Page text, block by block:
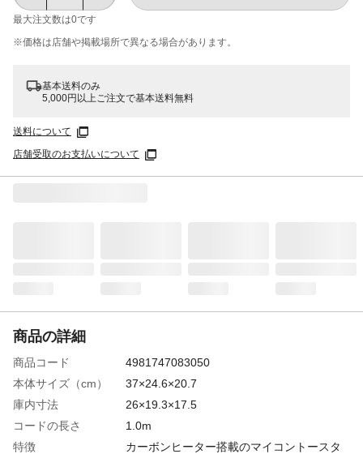
最大注文数は0です
※価格は​店舗や​掲載場所で​異なる​場合が​あります。
基本送料のみ
5,000円以上ご注文で基本送料無料
送料について
店舗受取のお支払いについて
商品の詳細
商品コード
4981747083050
本体サイズ（cm）
37×24.6×20.7
庫内寸法
26×19.3×17.5
コードの長さ
1.0m
特徴
カーボンヒーター搭載のマイコントースタ